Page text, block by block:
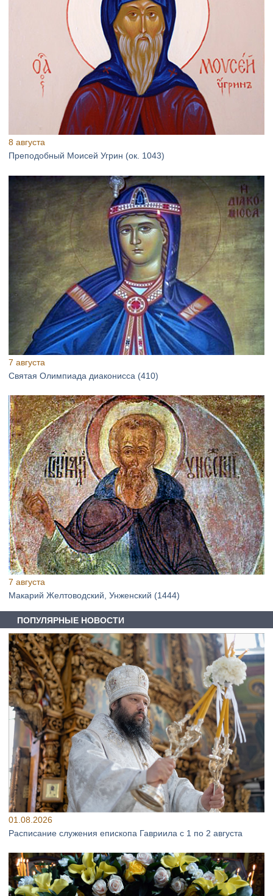
8 августа
Преподобный Моисей Угрин (ок. 1043)
7 августа
Святая Олимпиада диаконисса (410)
7 августа
Макарий Желтоводский, Унженский (1444)
ПОПУЛЯРНЫЕ НОВОСТИ
01.08.2026
Расписание служения епископа Гавриила с 1 по 2 августа